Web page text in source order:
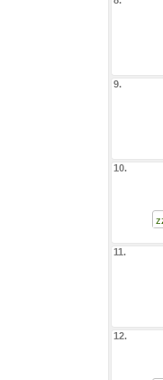
9.
10.
11.
12.